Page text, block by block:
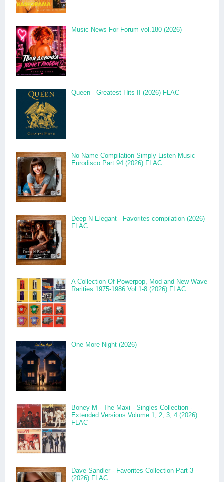
Music News For Forum vol.180 (2026)
Queen - Greatest Hits II (2026) FLAC
No Name Compilation Simply Listen Music
Eurodisco Part 94 (2026) FLAC
Deep N Elegant - Favorites compilation (2026)
FLAC
A Collection Of Powerpop, Mod and New Wave
Rarities 1975-1986 Vol 1-8 (2026) FLAC
One More Night (2026)
Boney M - The Maxi - Singles Collection -
Extended Versions Volume 1, 2, 3, 4 (2026)
FLAC
Dave Sandler - Favorites Collection Part 3
(2026) FLAC